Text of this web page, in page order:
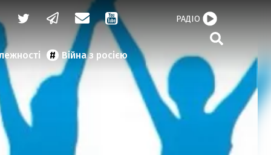
Війна з росією
РАДІО